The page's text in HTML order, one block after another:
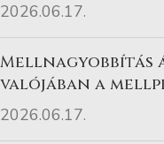
2026.06.17.
Mellnagyobbítás
valójában a
2026.06.17.